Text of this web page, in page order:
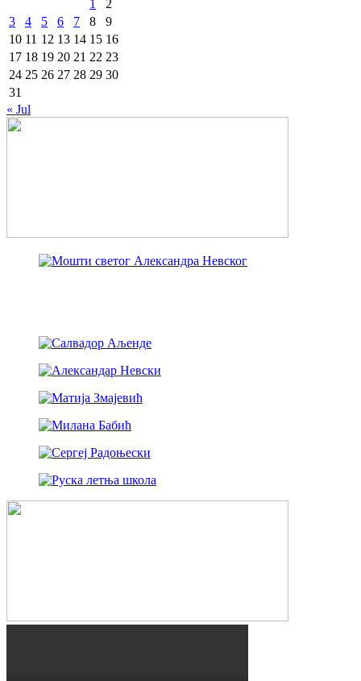
1
2
3
4 5 6 7 8
9
10 11 12 13 14 15 16
17 18 19 20 21 22 23
24 25 26 27 28 29 30
31
« Jul